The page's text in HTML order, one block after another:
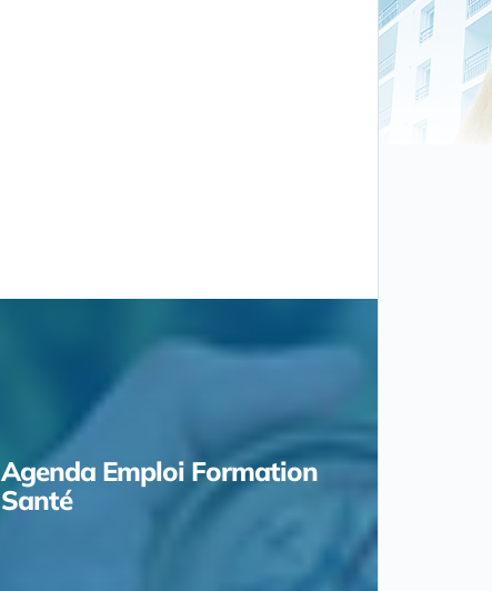
Agenda Emploi Formation
Santé